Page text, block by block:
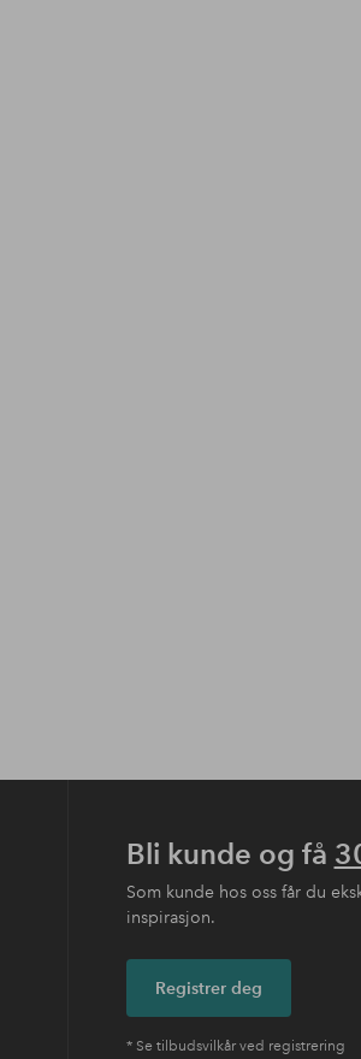
Bli kunde og få
Som kunde hos oss får du
inspirasjon.
Registrer deg
* Se tilbudsvilkår ved registrering